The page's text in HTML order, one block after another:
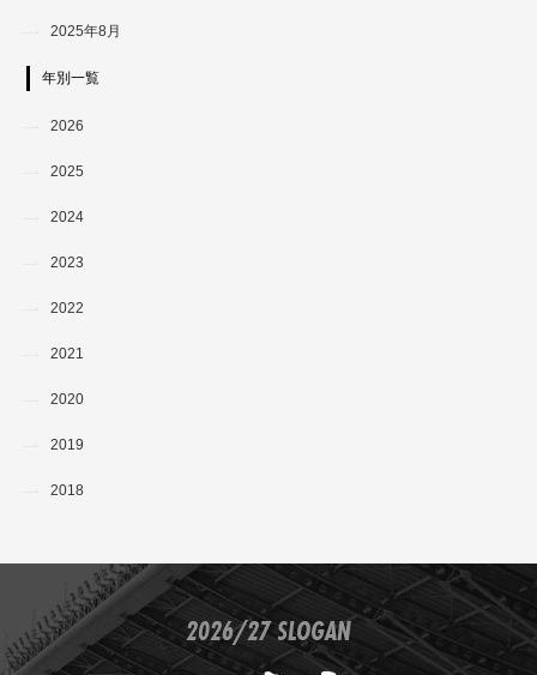
2025年8月
年別一覧
2026
2025
2024
2023
2022
2021
2020
2019
2018
2026/27 SLOGAN